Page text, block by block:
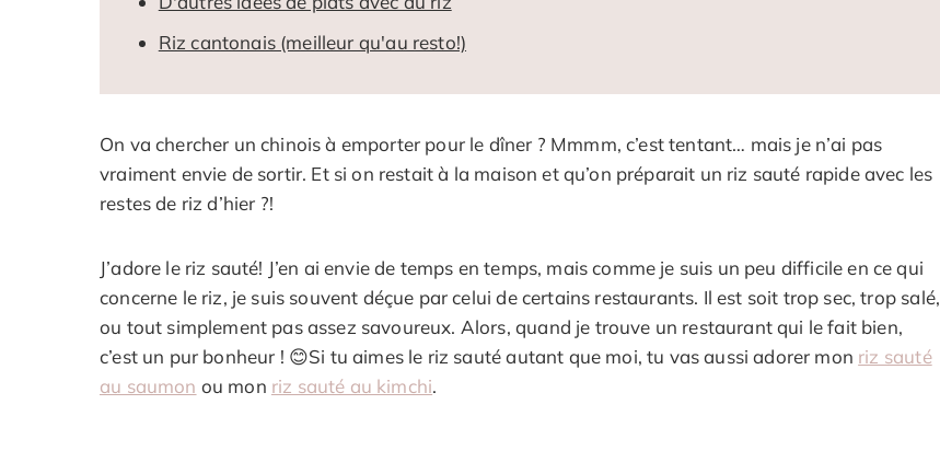
Riz cantonais (meilleur qu'au resto!)
On va chercher un chinois à emporter pour le dîner ? Mmmm, c’est tentant… mais je n’ai pas
vraiment envie de sortir. Et si on restait à la maison et qu’on préparait un riz sauté rapide avec les
restes de riz d’hier ?!
J’adore le riz sauté! J’en ai envie de temps en temps, mais comme je suis un peu difficile en ce qui
concerne le riz, je suis souvent déçue par celui de certains restaurants. Il est soit trop sec, trop salé,
ou tout simplement pas assez savoureux. Alors, quand je trouve un restaurant qui le fait bien,
c’est un pur bonheur ! 😊Si tu aimes le riz sauté autant que moi, tu vas aussi adorer mon riz sauté
au saumon ou mon riz sauté au kimchi.